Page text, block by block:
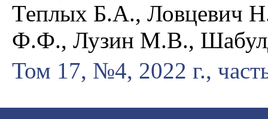
Теплых Б.А., Ловцевич
Ф.Ф., Лузин М.В.,
Том 17, №4, 2022 г.,